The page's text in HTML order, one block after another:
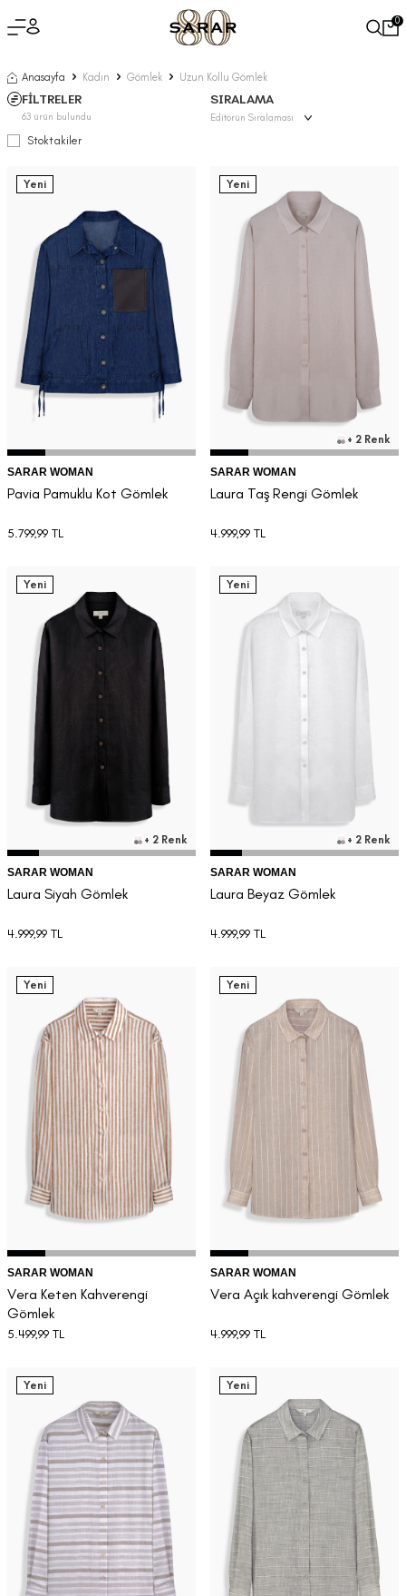
0
Anasayfa Kadın Gömlek Uzun Kollu Gömlek
FİLTRELER
63 ürün bulundu
SIRALAMA
Stoktakiler
Yeni
SARAR WOMAN
Pavia Pamuklu Kot Gömlek
5.799,99 TL
Yeni
+ 2 Renk
SARAR WOMAN
Laura Taş Rengi Gömlek
4.999,99 TL
Yeni
+ 2 Renk
SARAR WOMAN
Laura Siyah Gömlek
4.999,99 TL
Yeni
+ 2 Renk
SARAR WOMAN
Laura Beyaz Gömlek
4.999,99 TL
Yeni
SARAR WOMAN
Vera Keten Kahverengi
Gömlek
5.499,99 TL
Yeni
SARAR WOMAN
Vera Açık kahverengi Gömlek
4.999,99 TL
Yeni Yeni